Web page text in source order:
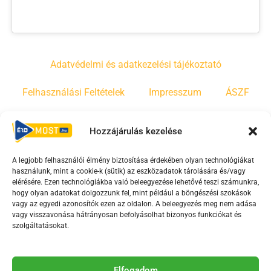
Hozzájárulás kezelése
A legjobb felhasználói élmény biztosítása érdekében olyan technológiákat
használunk, mint a cookie-k (sütik) az eszközadatok tárolására és/vagy
elérésére. Ezen technológiákba való beleegyezése lehetővé teszi számunkra,
hogy olyan adatokat dolgozzunk fel, mint például a böngészési szokások
vagy az egyedi azonosítók ezen az oldalon. A beleegyezés meg nem adása
vagy visszavonása hátrányosan befolyásolhat bizonyos funkciókat és
szolgáltatásokat.
Adatvédelmi és adatkezelési tájékoztató
Felhasználási Feltételek Impresszum ÁSZF
Irányelvek
F
a
c
e
b
o
Y
o
u
t
u
e
T
i
k
t
Az Érd Média médiaszolgáltatási tevékenységét a